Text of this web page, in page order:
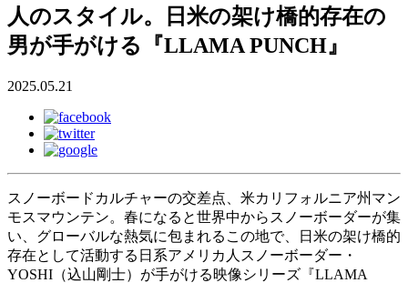
人のスタイル。日米の架け橋的存在の
男が手がける『LLAMA PUNCH』
2025.05.21
スノーボードカルチャーの交差点、米カリフォルニア州マン
モスマウンテン。春になると世界中からスノーボーダーが集
い、グローバルな熱気に包まれるこの地で、日米の架け橋的
存在として活動する日系アメリカ人スノーボーダー・
YOSHI（込山剛士）が手がける映像シリーズ『LLAMA